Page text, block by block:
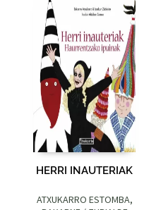
HERRI INAUTERIAK
ATXUKARRO ESTOMBA,